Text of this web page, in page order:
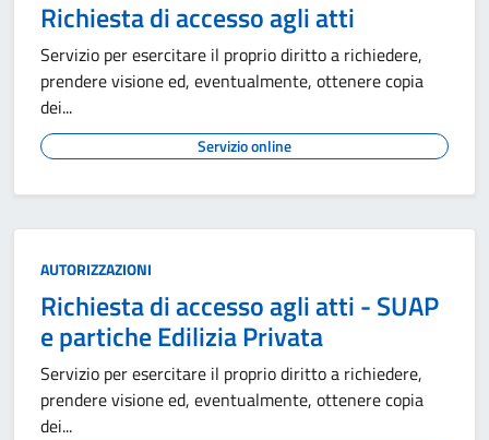
Richiesta di accesso agli atti
Servizio per esercitare il proprio diritto a richiedere,
prendere visione ed, eventualmente, ottenere copia
dei...
Servizio online
AUTORIZZAZIONI
Richiesta di accesso agli atti - SUAP
e partiche Edilizia Privata
Servizio per esercitare il proprio diritto a richiedere,
prendere visione ed, eventualmente, ottenere copia
dei...